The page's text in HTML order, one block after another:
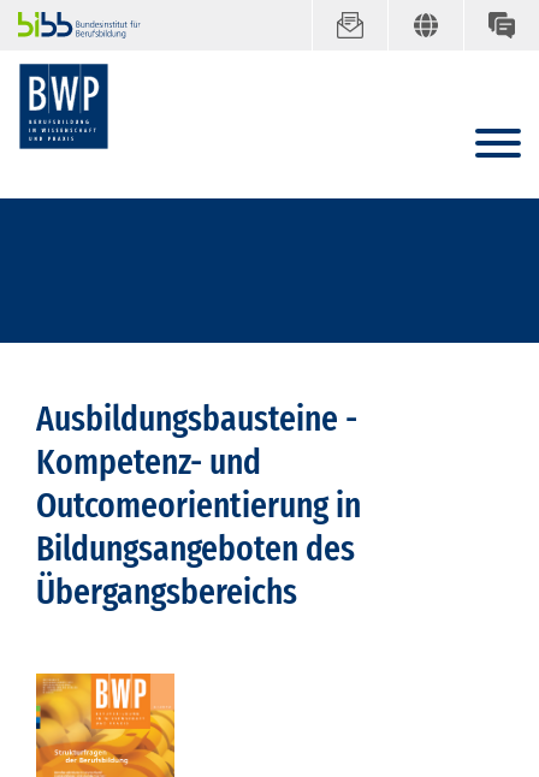
Ausbildungsbausteine -
Kompetenz- und
Outcomeorientierung in
Bildungsangeboten des
Übergangsbereichs